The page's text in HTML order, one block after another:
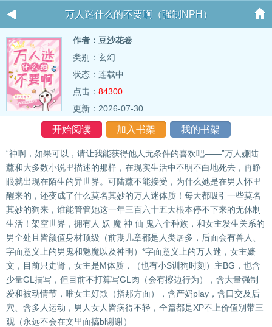
万人迷什么的不要啊（强制NPH）
作者：豆沙花卷
类别：玄幻
状态：连载中
点击： 84300
更新：2026-07-30
开始阅读 加入书架 我的书架
“神啊，如果可以，请让我能获得他人无条件的喜欢吧——”万人嫌陆
薰和大多数小说里描述的那样，在现实生活中不明不白地死去，再睁
眼就出现在陌生的异世界。可陆薰不能接受，为什么她是在男人怀里
醒来的，还变成了什么莫名其妙的万人迷体质！每天都吸引一些莫名
其妙的狗来，谁能管管她这一年三百六十五天根本停不下来的无休制
生活！架空世界，拥有人 妖 魔 神 仙 鬼六个种族，和女主发生关系的
男全处且皆颜值身材顶级（前期几章都是人类居多，后面会有兽人、
字面意义上的男鬼和魅魔以及神明）*字面意义上的万人迷，女主嬷
文，目前只走肾，女主是M体质，（也有小S训狗时刻）主BG，也含
少量GL描写，但目前不打算写GL肉（会有擦边行为），含大量强制
爱和被动情节，唯女主好欺（指那方面），含产奶play，含口交及后
穴、含多人运动，男人女人皆病得不轻，全篇都是XP不上价值别带三
观（永远不会在文里面搞bl谢谢）